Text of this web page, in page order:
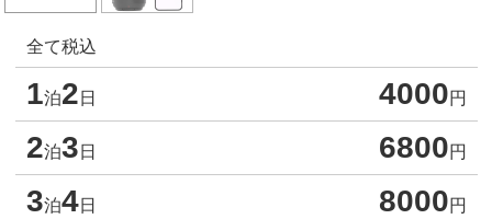
全て税込
1泊2 日 4000円
2泊3 日 6800円
3泊4日 8000円